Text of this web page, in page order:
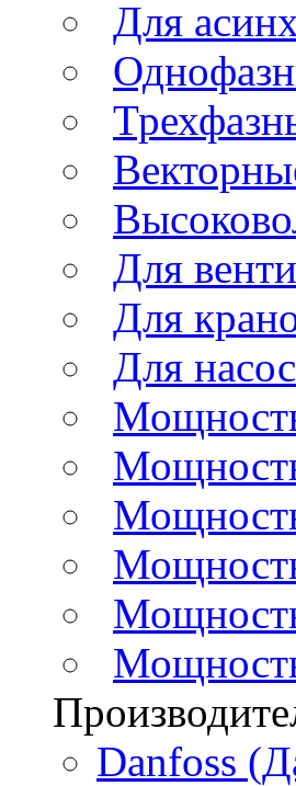
Для
Для
Для
Для
Danfoss